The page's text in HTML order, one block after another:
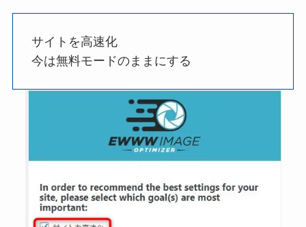
サイトを高速化
今は無料モードのままにする